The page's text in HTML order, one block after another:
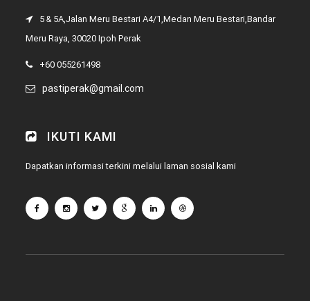
5 & 5A,Jalan Meru Bestari A4/1,Medan Meru Bestari,Bandar
Meru Raya, 30020 Ipoh Perak
+60 055261498
pastiperak@gmail.com
IKUTI KAMI
Dapatkan informasi terkini melalui laman sosial kami